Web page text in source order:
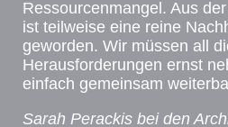
Ressourcenmangel. Aus
ist teilweise eine reine
geworden. Wir müssen all
Herausforderungen ernst
einfach gemeinsam
Sarah Perackis bei den